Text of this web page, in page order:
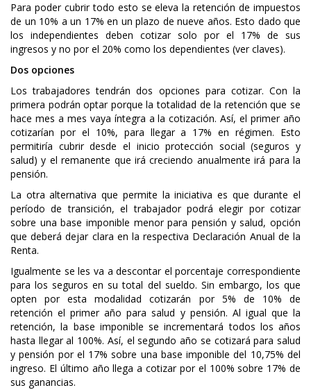
Para poder cubrir todo esto se eleva la retención de impuestos
de un 10% a un 17% en un plazo de nueve años. Esto dado que
los independientes deben cotizar solo por el 17% de sus
ingresos y no por el 20% como los dependientes (ver claves).
Dos opciones
Los trabajadores tendrán dos opciones para cotizar. Con la
primera podrán optar porque la totalidad de la retención que se
hace mes a mes vaya íntegra a la cotización. Así, el primer año
cotizarían por el 10%, para llegar a 17% en régimen. Esto
permitiría cubrir desde el inicio protección social (seguros y
salud) y el remanente que irá creciendo anualmente irá para la
pensión.
La otra alternativa que permite la iniciativa es que durante el
período de transición, el trabajador podrá elegir por cotizar
sobre una base imponible menor para pensión y salud, opción
que deberá dejar clara en la respectiva Declaración Anual de la
Renta.
Igualmente se les va a descontar el porcentaje correspondiente
para los seguros en su total del sueldo. Sin embargo, los que
opten por esta modalidad cotizarán por 5% de 10% de
retención el primer año para salud y pensión. Al igual que la
retención, la base imponible se incrementará todos los años
hasta llegar al 100%. Así, el segundo año se cotizará para salud
y pensión por el 17% sobre una base imponible del 10,75% del
ingreso. El último año llega a cotizar por el 100% sobre 17% de
sus ganancias.